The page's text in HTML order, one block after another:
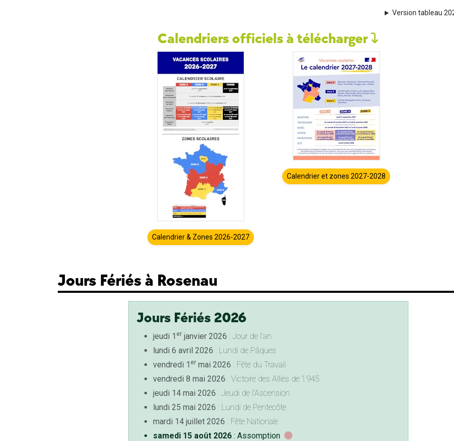
Version tableau
Calendriers officiels à télécharger
Calendrier & Zones 2026-2027
Calendrier et zones 2027-2028
Jours Fériés à Rosenau
Jours Fériés 2026
jeudi 1 erjanvier 2026 : Jour de l'an
lundi 6 avril 2026 : Lundi de Pâques
vendredi 1 ermai 2026 : Fête du Travail
vendredi 8 mai 2026 : Victoire des Alliés de 1945
jeudi 14 mai 2026 : Jeudi de l'Ascension
lundi 25 mai 2026 : Lundi de Pentecôte
mardi 14 juillet 2026 : Fête Nationale
samedi 15 août 2026: Assomption